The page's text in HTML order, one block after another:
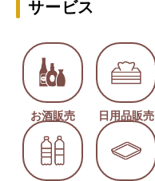
サービス
お酒販売 日用品販売